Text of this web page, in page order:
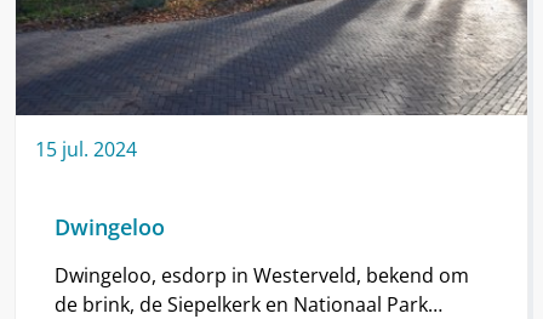
15 jul. 2024
Dwingeloo
Dwingeloo, esdorp in Westerveld, bekend om
de brink, de Siepelkerk en Nationaal Park